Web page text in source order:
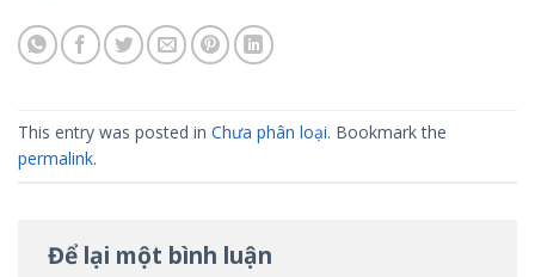
This entry was posted in Chưa phân loại. Bookmark the
permalink.
Để lại một bình luận